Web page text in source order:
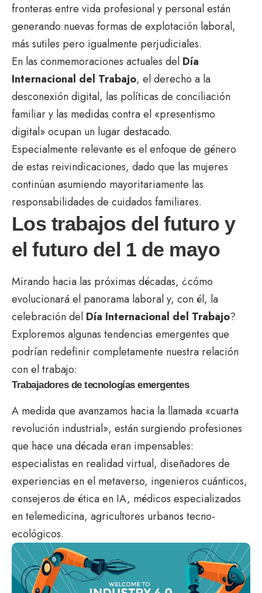
fronteras entre vida profesional y personal están
generando nuevas formas de explotación laboral,
más sutiles pero igualmente perjudiciales.
En las conmemoraciones actuales del Día
Internacional del Trabajo, el derecho a la
desconexión digital, las políticas de conciliación
familiar y las medidas contra el «presentismo
digital» ocupan un lugar destacado.
Especialmente relevante es el enfoque de género
de estas reivindicaciones, dado que las mujeres
continúan asumiendo mayoritariamente las
responsabilidades de cuidados familiares.
Los trabajos del futuro y
el futuro del 1 de mayo
Mirando hacia las próximas décadas, ¿cómo
evolucionará el panorama laboral y, con él, la
celebración del Día Internacional del Trabajo?
Exploremos algunas tendencias emergentes que
podrían redefinir completamente nuestra relación
con el trabajo:
Trabajadores de tecnologías emergentes
A medida que avanzamos hacia la llamada «cuarta
revolución industrial», están surgiendo profesiones
que hace una década eran impensables:
especialistas en realidad virtual, diseñadores de
experiencias en el metaverso, ingenieros cuánticos,
consejeros de ética en IA, médicos especializados
en telemedicina, agricultores urbanos tecno-
ecológicos.